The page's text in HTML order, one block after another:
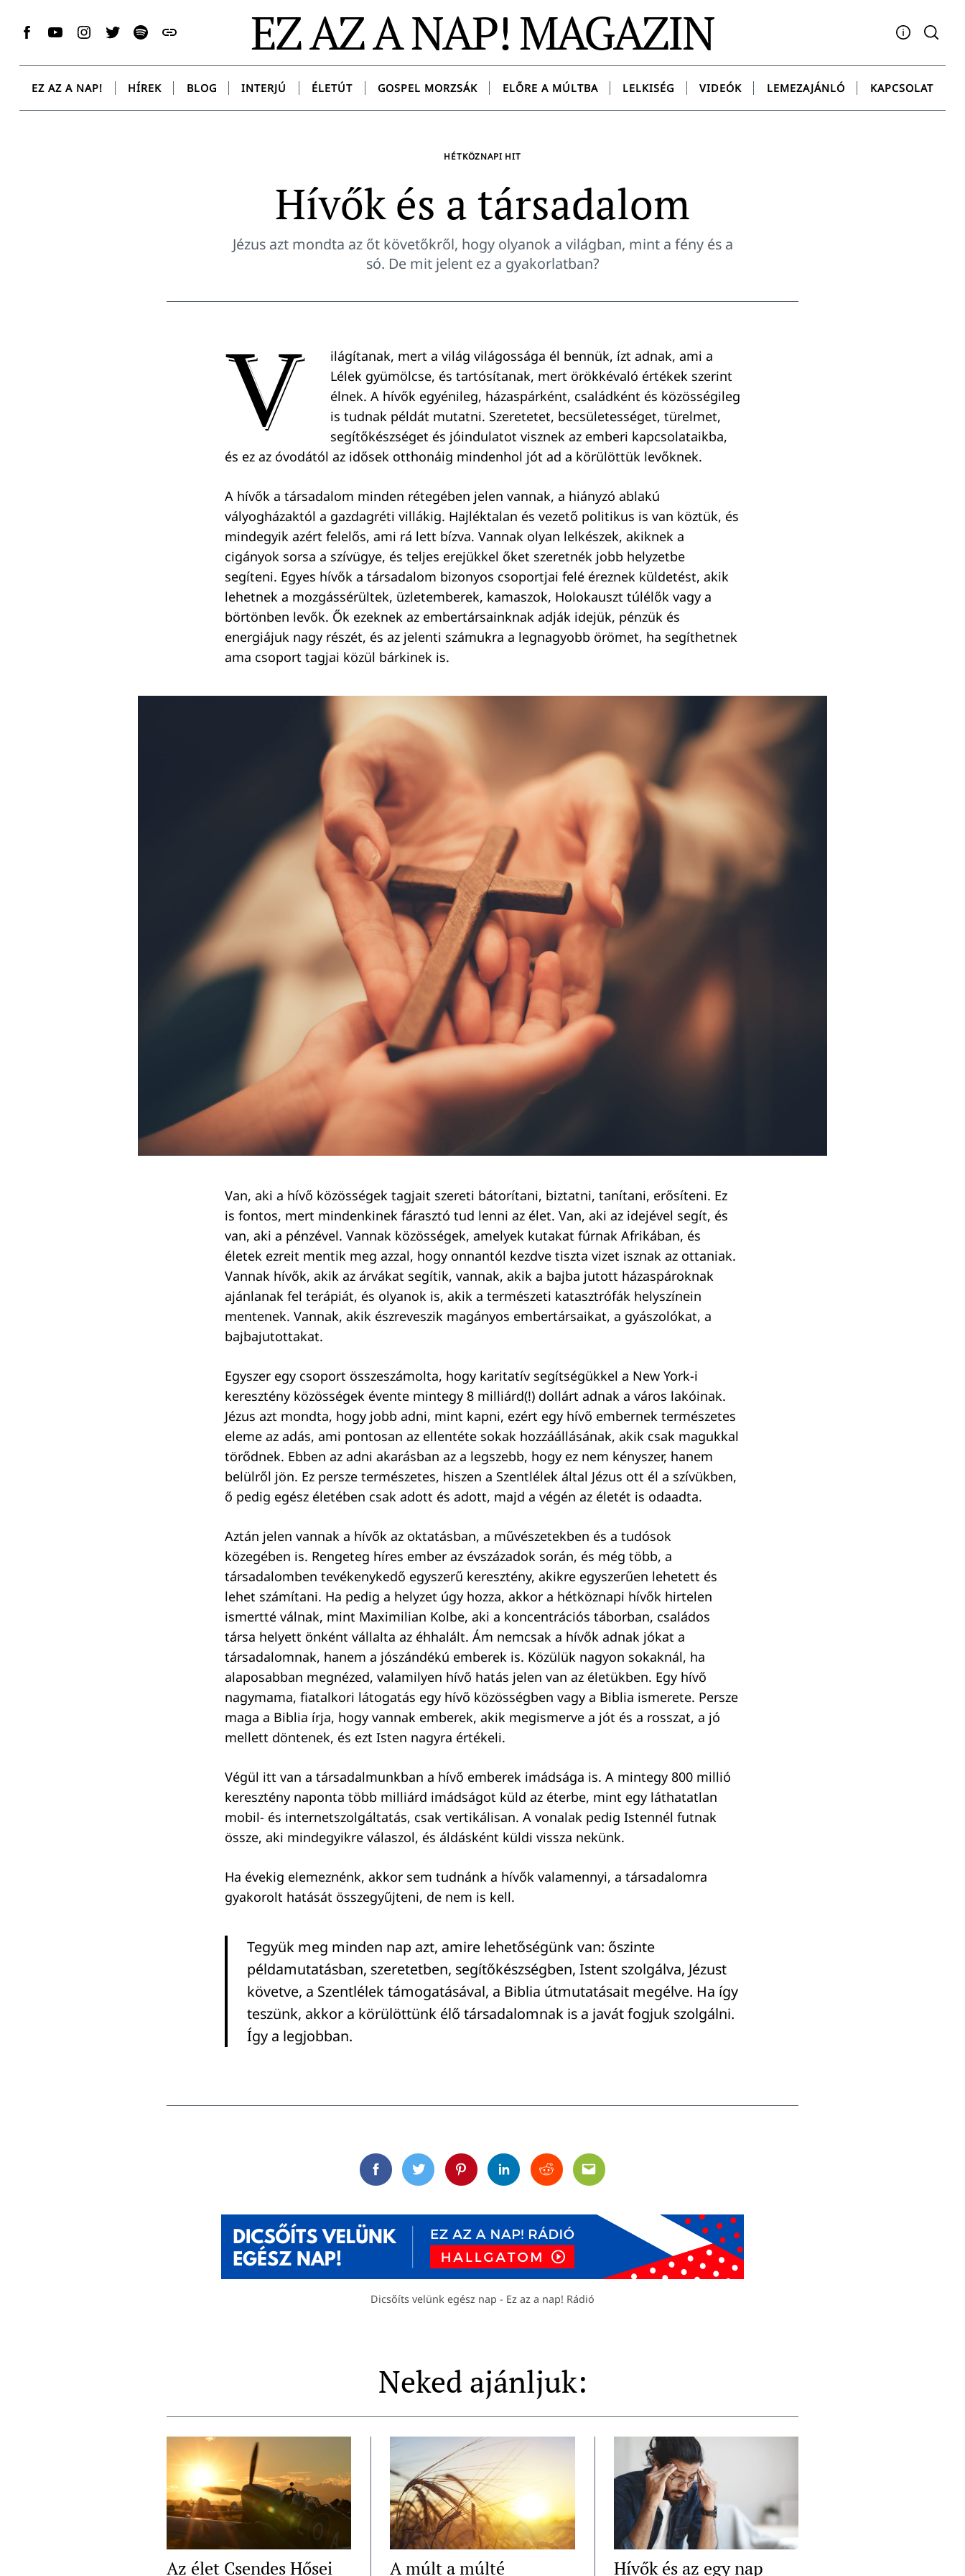
Facebook
YouTubeInstagram
TwitterSpotifyMessenger EZ AZ A NAP! MAGAZIN
Facebook
YouTubeInstagram
TwitterSpotify
EZ AZ A NAP! HÍREK BLOG INTERJÚ ÉLETÚT GOSPEL MORZSÁK ELŐRE A MÚLTBA LELKISÉG VIDEÓK LEMEZAJÁNLÓ KAPCSOLAT
HÉTKÖZNAPI HIT
Hívők és a társadalom
Jézus azt mondta az őt követőkről, hogy olyanok a világban, mint a fény és a
só. De mit jelent ez a gyakorlatban?
V
ilágítanak, mert a világ világossága él bennük, ízt adnak, ami a
Lélek gyümölcse, és tartósítanak, mert örökkévaló értékek szerint
élnek. A hívők egyénileg, házaspárként, családként és közösségileg
is tudnak példát mutatni. Szeretetet, becsületességet, türelmet,
segítőkészséget és jóindulatot visznek az emberi kapcsolataikba,
és ez az óvodától az idősek otthonáig mindenhol jót ad a körülöttük levőknek.
A hívők a társadalom minden rétegében jelen vannak, a hiányzó ablakú
vályogházaktól a gazdagréti villákig. Hajléktalan és vezető politikus is van köztük, és
mindegyik azért felelős, ami rá lett bízva. Vannak olyan lelkészek, akiknek a
cigányok sorsa a szívügye, és teljes erejükkel őket szeretnék jobb helyzetbe
segíteni. Egyes hívők a társadalom bizonyos csoportjai felé éreznek küldetést, akik
lehetnek a mozgássérültek, üzletemberek, kamaszok, Holokauszt túlélők vagy a
börtönben levők. Ők ezeknek az embertársainknak adják idejük, pénzük és
energiájuk nagy részét, és az jelenti számukra a legnagyobb örömet, ha segíthetnek
ama csoport tagjai közül bárkinek is.
Van, aki a hívő közösségek tagjait szereti bátorítani, biztatni, tanítani, erősíteni. Ez
is fontos, mert mindenkinek fárasztó tud lenni az élet. Van, aki az idejével segít, és
van, aki a pénzével. Vannak közösségek, amelyek kutakat fúrnak Afrikában, és
életek ezreit mentik meg azzal, hogy onnantól kezdve tiszta vizet isznak az ottaniak.
Vannak hívők, akik az árvákat segítik, vannak, akik a bajba jutott házaspároknak
ajánlanak fel terápiát, és olyanok is, akik a természeti katasztrófák helyszínein
mentenek. Vannak, akik észreveszik magányos embertársaikat, a gyászolókat, a
bajbajutottakat.
Egyszer egy csoport összeszámolta, hogy karitatív segítségükkel a New York-i
keresztény közösségek évente mintegy 8 milliárd(!) dollárt adnak a város lakóinak.
Jézus azt mondta, hogy jobb adni, mint kapni, ezért egy hívő embernek természetes
eleme az adás, ami pontosan az ellentéte sokak hozzáállásának, akik csak magukkal
törődnek. Ebben az adni akarásban az a legszebb, hogy ez nem kényszer, hanem
belülről jön. Ez persze természetes, hiszen a Szentlélek által Jézus ott él a szívükben,
ő pedig egész életében csak adott és adott, majd a végén az életét is odaadta.
Aztán jelen vannak a hívők az oktatásban, a művészetekben és a tudósok
közegében is. Rengeteg híres ember az évszázadok során, és még több, a
társadalomben tevékenykedő egyszerű keresztény, akikre egyszerűen lehetett és
lehet számítani. Ha pedig a helyzet úgy hozza, akkor a hétköznapi hívők hirtelen
ismertté válnak, mint Maximilian Kolbe, aki a koncentrációs táborban, családos
társa helyett önként vállalta az éhhalált. Ám nemcsak a hívők adnak jókat a
társadalomnak, hanem a jószándékú emberek is. Közülük nagyon sokaknál, ha
alaposabban megnézed, valamilyen hívő hatás jelen van az életükben. Egy hívő
nagymama, fiatalkori látogatás egy hívő közösségben vagy a Biblia ismerete. Persze
maga a Biblia írja, hogy vannak emberek, akik megismerve a jót és a rosszat, a jó
mellett döntenek, és ezt Isten nagyra értékeli.
Végül itt van a társadalmunkban a hívő emberek imádsága is. A mintegy 800 millió
keresztény naponta több milliárd imádságot küld az éterbe, mint egy láthatatlan
mobil- és internetszolgáltatás, csak vertikálisan. A vonalak pedig Istennél futnak
össze, aki mindegyikre válaszol, és áldásként küldi vissza nekünk.
Ha évekig elemeznénk, akkor sem tudnánk a hívők valamennyi, a társadalomra
gyakorolt hatását összegyűjteni, de nem is kell.
Tegyük meg minden nap azt, amire lehetőségünk van: őszinte
példamutatásban, szeretetben, segítőkészségben, Istent szolgálva, Jézust
követve, a Szentlélek támogatásával, a Biblia útmutatásait megélve. Ha így
teszünk, akkor a körülöttünk élő társadalomnak is a javát fogjuk szolgálni.
Így a legjobban.
FacebookTwitterPinterestLinkedinRedditEmail
Dicsőíts velünk egész nap - Ez az a nap! Rádió
Neked ajánljuk:
Az élet Csendes Hősei A múlt a múlté Hívők és az egy nap